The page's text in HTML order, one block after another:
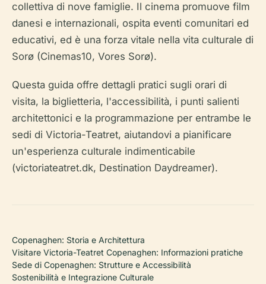
collettiva di nove famiglie. Il cinema promuove film
danesi e internazionali, ospita eventi comunitari ed
educativi, ed è una forza vitale nella vita culturale di
Sorø (Cinemas10, Vores Sorø).
Questa guida offre dettagli pratici sugli orari di
visita, la biglietteria, l'accessibilità, i punti salienti
architettonici e la programmazione per entrambe le
sedi di Victoria-Teatret, aiutandovi a pianificare
un'esperienza culturale indimenticabile
(victoriateatret.dk, Destination Daydreamer).
Copenaghen: Storia e Architettura
Visitare Victoria-Teatret Copenaghen: Informazioni pratiche
Sede di Copenaghen: Strutture e Accessibilità
Sostenibilità e Integrazione Culturale